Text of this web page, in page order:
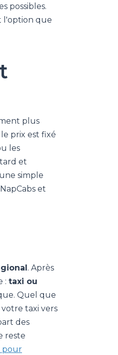
possibles.
l'option que
plus
prix est fixé
les
et
simple
et
. Après
: taxi ou
Quel que
taxi vers
des
reste
pour